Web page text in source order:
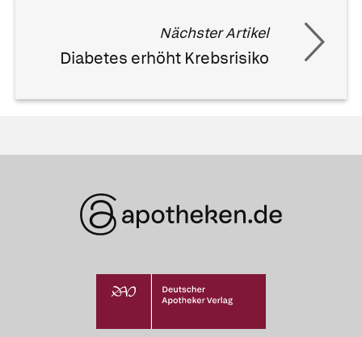
Nächster Artikel
Diabetes erhöht Krebsrisiko